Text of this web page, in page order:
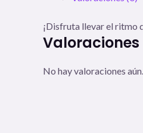
¡Disfruta llevar el ritmo
Valoraciones
No hay valoraciones aún.